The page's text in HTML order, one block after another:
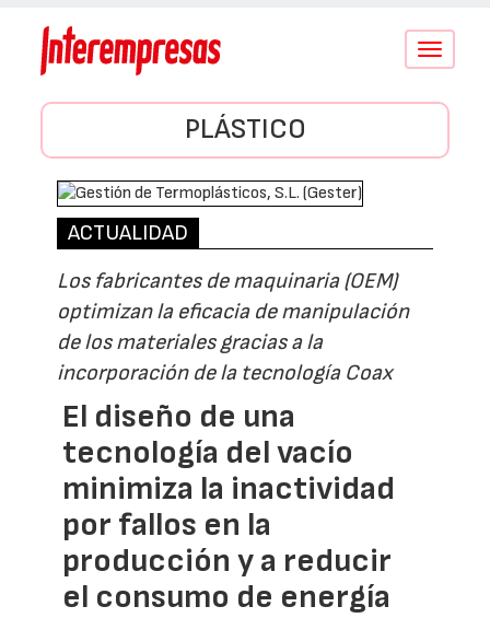
Conmutar
PLÁSTICO
ACTUALIDAD
Los fabricantes de maquinaria (OEM)
optimizan la eficacia de manipulación
de los materiales gracias a la
incorporación de la tecnología Coax
El diseño de una
tecnología del vacío
minimiza la inactividad
por fallos en la
producción y a reducir
el consumo de energía